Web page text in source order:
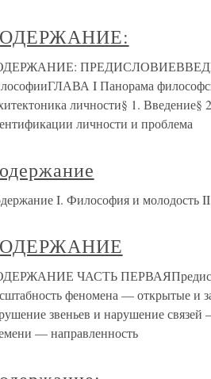
I Панорама
личности§ 1. Введение§
личности и проблема
I. Философия и молодость
ЧАСТЬ
феномена — открытые и
звеньев и нарушение
— направленность